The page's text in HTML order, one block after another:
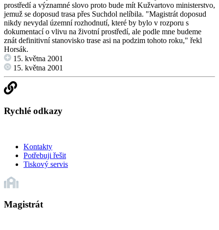
prostředí a významné slovo proto bude mít Kužvartovo ministerstvo,
jemuž se doposud trasa přes Suchdol nelíbila. "Magistrát doposud
nikdy nevydal územní rozhodnutí, které by bylo v rozporu s
dokumentací o vlivu na životní prostředí, ale podle mne budeme
znát definitivní stanovisko trase asi na podzim tohoto roku," řekl
Horsák.
15. května 2001
15. května 2001
Rychlé odkazy
Kontakty
Potřebuji řešit
Tiskový servis
Magistrát